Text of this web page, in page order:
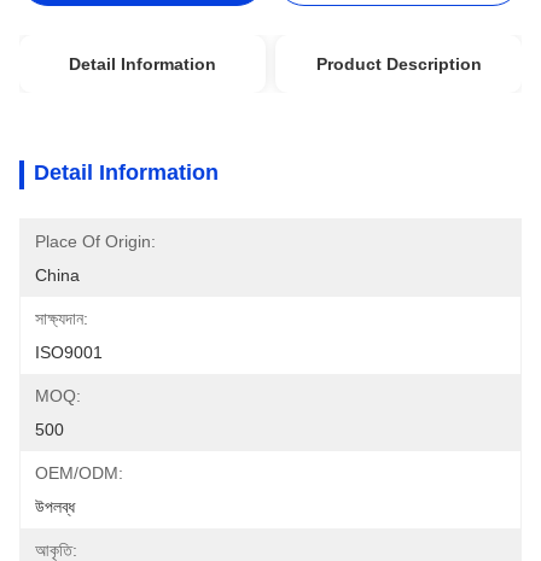
Detail Information Product Description
Detail Information
Place Of Origin:
China
সাক্ষ্যদান:
ISO9001
MOQ:
500
OEM/ODM:
উপলব্ধ
আকৃতি: